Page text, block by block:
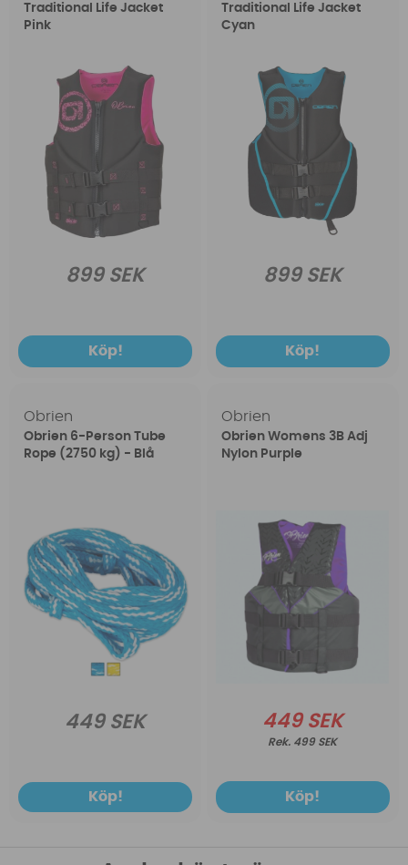
Traditional Life Jacket
Pink
899 SEK
Köp!
Traditional Life Jacket
Cyan
899 SEK
Köp!
Obrien
Obrien 6-Person Tube
Rope (2750 kg) - Blå
449 SEK
Köp!
Obrien
Obrien Womens 3B Adj
Nylon Purple
449 SEK
499 SEK
Köp!